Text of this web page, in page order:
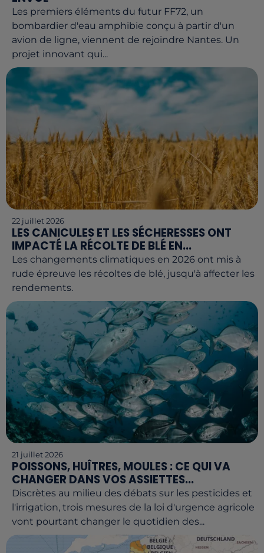
Les premiers éléments du futur FF72, un
bombardier d'eau amphibie conçu à partir d'un
avion de ligne, viennent de rejoindre Nantes. Un
projet innovant qui...
22 juillet 2026
LES CANICULES ET LES SÉCHERESSES ONT
IMPACTÉ LA RÉCOLTE DE BLÉ EN...
Les changements climatiques en 2026 ont mis à
rude épreuve les récoltes de blé, jusqu'à affecter les
rendements.
21 juillet 2026
POISSONS, HUÎTRES, MOULES : CE QUI VA
CHANGER DANS VOS ASSIETTES...
Discrètes au milieu des débats sur les pesticides et
l'irrigation, trois mesures de la loi d'urgence agricole
vont pourtant changer le quotidien des...